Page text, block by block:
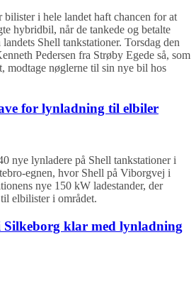
bilister i hele landet haft chancen for at
hybridbil, når de tankede og betalte
Shell tankstationer. Torsdag den
Pedersen fra Strøby Egede så, som
modtage nøglerne til sin nye bil hos
for lynladning til elbiler
nye lynladere på Shell tankstationer i
egnen, hvor Shell på Viborgvej i
nye 150 kW ladestander, der
elbilister i området.
Silkeborg klar med lynladning